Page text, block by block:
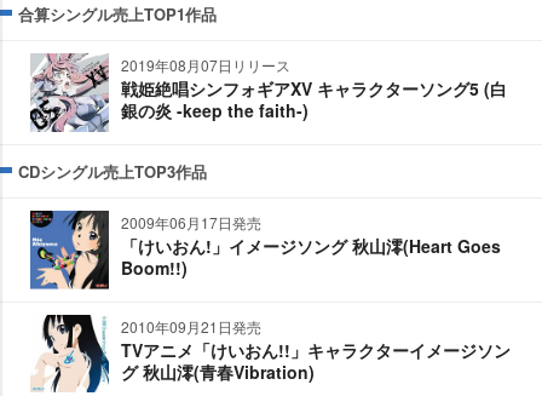
合算シングル売上TOP1作品
2019年08月07日リリース
戦姫絶唱シンフォギアXV キャラクターソング5 (白
銀の炎 -keep the faith-)
CDシングル売上TOP3作品
2009年06月17日発売
「けいおん!」イメージソング 秋山澪(Heart Goes
Boom!!)
2010年09月21日発売
TVアニメ「けいおん!!」キャラクターイメージソン
グ 秋山澪(青春Vibration)